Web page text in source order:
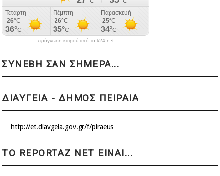
πρόγνωση καιρού από το k24.net
ΣΥΝΕΒΗ ΣΑΝ ΣΗΜΕΡΑ...
ΔΙΑΥΓΕΙΑ - ΔΗΜΟΣ ΠΕΙΡΑΙΑ
http://et.diavgeia.gov.gr/f/piraeus
ΤΟ REPORTAZ NET ΕΙΝΑΙ...